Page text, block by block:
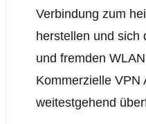
Verbindung zum
herstellen und sich
und fremden
Kommerzielle VPN
weitestgehend